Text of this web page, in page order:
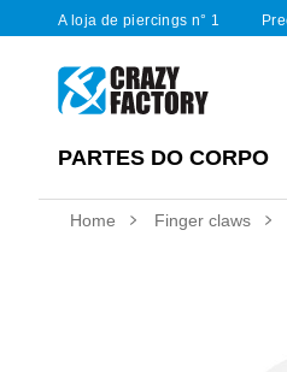
A loja de piercings n° 1
PARTES DO CORPO
Home Finger claws